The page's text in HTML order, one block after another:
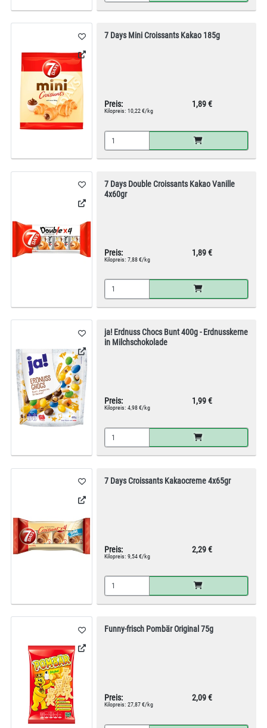
7 Days Mini Croissants Kakao 185g
Preis: 1,89 €
Kilopreis: 10,22 €/kg
7 Days Double Croissants Kakao Vanille
4x60gr
Preis: 1,89 €
Kilopreis: 7,88 €/kg
ja! Erdnuss Chocs Bunt 400g - Erdnusskerne
in Milchschokolade
Preis: 1,99 €
Kilopreis: 4,98 €/kg
7 Days Croissants Kakaocreme 4x65gr
Preis: 2,29 €
Kilopreis: 9,54 €/kg
Funny-frisch Pombär Original 75g
Preis: 2,09 €
Kilopreis: 27,87 €/kg